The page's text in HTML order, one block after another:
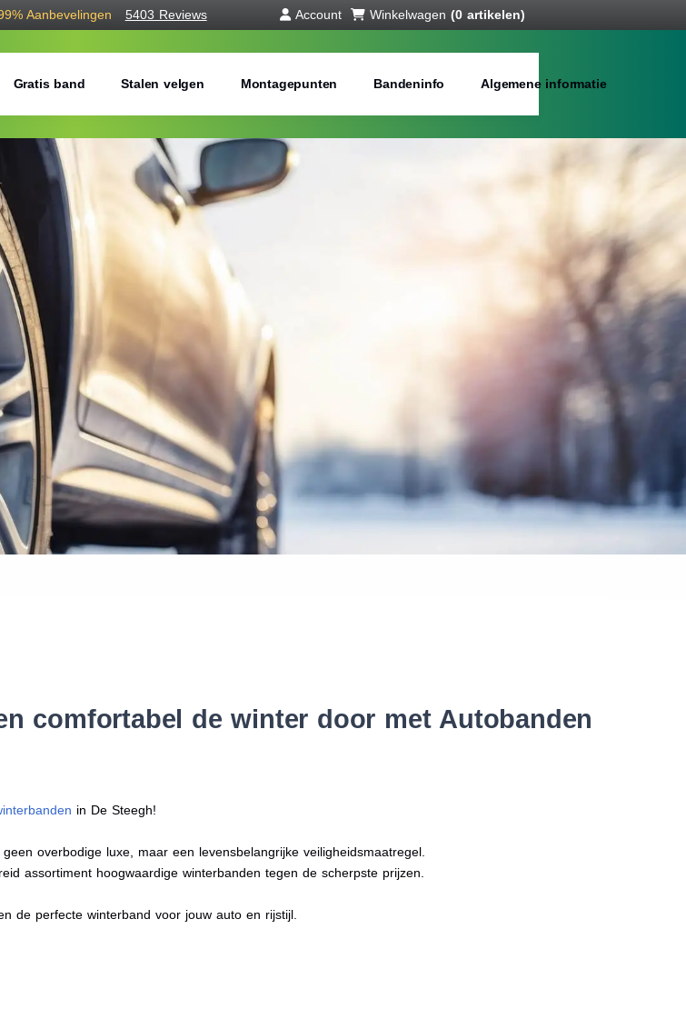
Aanbevelingen 5403 Reviews Account Winkelwagen (0 artikelen)
Gratis band Stalen velgen Montagepunten Bandeninfo Algemene informatie
Bestel voordelig winterbanden
Seizoen:
Breedte: Hoogte:
Waar vind ik de maat van mijn banden
Help mij met bestellen
comfortabel de winter door met Autobanden
in De Steegh!
overbodige luxe, maar een levensbelangrijke veiligheidsmaatregel.
assortiment hoogwaardige winterbanden tegen de scherpste prijzen.
de perfecte winterband voor jouw auto en rijstijl.